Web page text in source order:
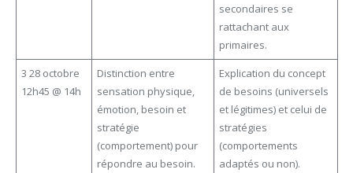
secondaires se
rattachant aux
primaires.
3 28 octobre
12h45 @ 14h
Distinction entre
sensation physique,
émotion, besoin et
stratégie
(comportement) pour
répondre au besoin.
Explication du concept
de besoins (universels
et légitimes) et celui de
stratégies
(comportements
adaptés ou non).